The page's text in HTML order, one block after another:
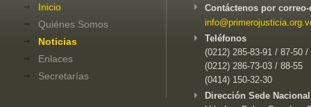
Inicio
Quiénes Somos
Noticias
Enlaces
Secretarías
Contáctenos por
Teléfonos
(0212) 285-83-91 / 87-50 /
(0212) 286-73-03 / 88-55
(0414) 150-32-30
Dirección Sede